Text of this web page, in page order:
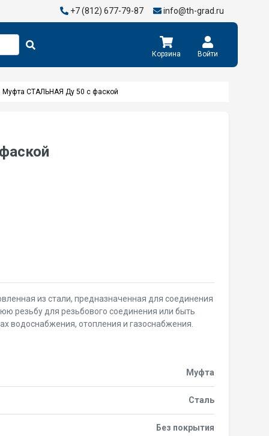
+7 (812) 677-79-87 info@th-grad.ru
Корзина Войти
Муфта СТАЛЬНАЯ Ду 50 с фаской
из стали, предназначенная для соединения
резьбу для резьбового соединения или быть
водоснабжения, отопления и газоснабжения.
Муфта
Сталь
Без покрытия